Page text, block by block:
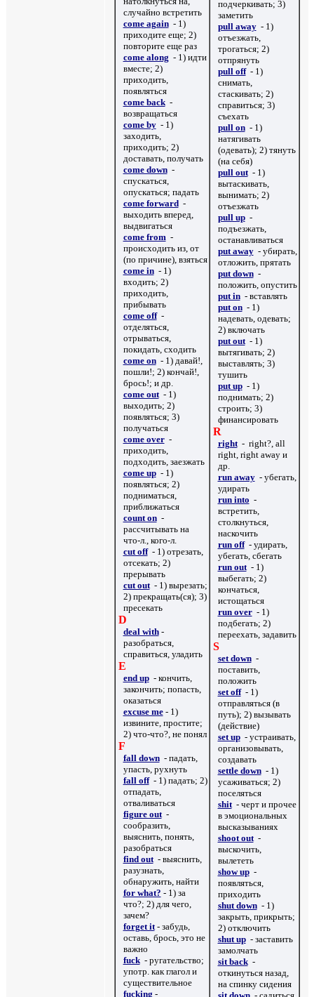
случайно встретить
come again - 1)
приходите еще; 2)
повторите еще раз
come along - 1) идти
вместе; 2)
приходить,
появляться
come back -
возвращаться
come by - 1)
заходить,
приходить; 2)
доставать, получать
come down -
спускаться,
опускаться; падать
come forward -
выходить вперед,
выдвигаться
come from -
происходить из, от
(по причине), взяться
come in - 1)
входить; 2)
приходить,
прибывать
come off -
отделяться,
отрываться,
покидать, сходить
come on - 1) давай!,
пошли!; 2) кончай!,
брось!; и др.
come out - 1)
выходить; 2)
появляться; 3)
получаться
come over -
приходить,
подходить, заезжать
come up - 1)
появляться; 2)
подниматься,
приближаться
count on -
рассчитывать на
что-л., кого-л.
cut off - 1) отрезать,
отсекать; 2)
прерывать
cut out - 1) вырезать;
2) прекращать(ся); 3)
пресекать
D
deal with-
разобраться,
справиться, уладить
E
end up - кончить,
закончить; попасть,
оказаться
excuse me- 1)
извините, простите;
2) что-что?, не понял
F
fall down - падать,
упасть, рухнуть
fall off - 1) падать; 2)
отпадать,
отваливаться
figure out -
сообразить,
выяснить, понять,
разобраться
find out - выяснить,
разузнать,
обнаружить, найти
for what? - 1) за
что?; 2) для чего,
зачем?
forget it- забудь,
оставь, брось, это не
важно
fuck - ругательство;
употр. как глагол и
существительное
fucking -
подчеркивать; 3)
заметить
pull away - 1)
отъезжать,
трогаться; 2)
отпрянуть
pull off - 1)
снимать,
стаскивать; 2)
справиться; 3)
съехать
pull on - 1)
натягивать
(одевать); 2) тянуть
(на себя)
pull out - 1)
вытаскивать,
вынимать; 2)
отъезжать
pull up -
подъезжать,
останавливаться
put away - убирать,
отложить, прятать
put down -
положить, опустить
put in - вставлять
put on - 1)
надевать, одевать;
2) включать
put out - 1)
вытягивать; 2)
выставлять; 3)
тушить
put up - 1)
поднимать; 2)
строить; 3)
финансировать
R
right- right?, all
right, right away и
др.
run away - убегать,
удирать
run into -
встретить,
столкнуться,
наскочить
run off - удирать,
убегать, сбегать
run out - 1)
выбегать; 2)
кончаться,
истощаться
run over - 1)
подбегать; 2)
переехать, задавить
S
set down -
поставить,
положить
set off - 1)
отправляться (в
путь); 2) вызывать
(действие)
set up - устраивать,
организовывать,
создавать
settle down - 1)
усаживаться; 2)
поселяться
shit - черт и прочее
в эмоциональных
высказываниях
shoot out -
выскочить,
вылететь
show up -
появляться,
приходить
shut down - 1)
закрыть, прикрыть;
2) отключить
shut up - заставить
замолчать
sit back -
откинуться назад,
на спинку сидения